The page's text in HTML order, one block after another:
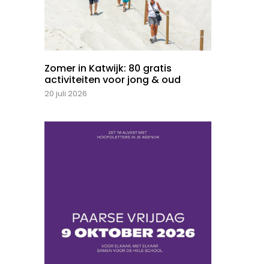
Zomer in Katwijk: 80 gratis
activiteiten voor jong & oud
20 juli 2026